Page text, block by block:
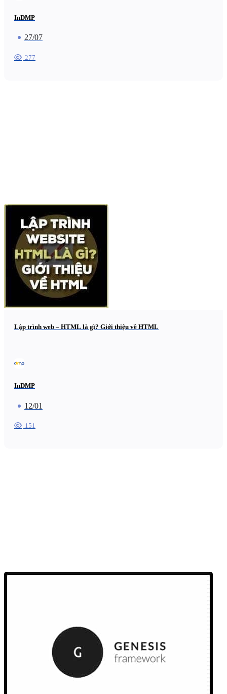
InDMP
27/07
277
Lập trình web – HTML là gì? Giới thiệu về HTML
InDMP
12/01
151